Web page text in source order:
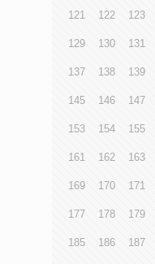
121 122 123
129 130 131
137 138 139
145 146 147
153 154 155
161 162 163
169 170 171
177 178 179
185 186 187